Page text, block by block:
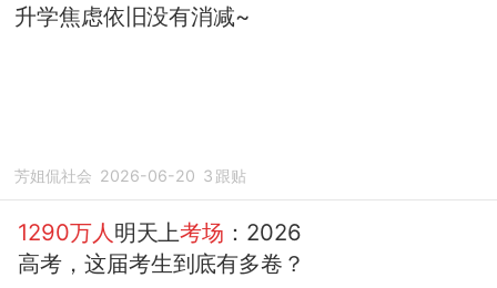
升学焦虑依旧没有消减~
芳姐侃社会 2026-06-20 3 跟贴
1290万人 明天上考场 ：2026
高考，这届考生到底有多卷？